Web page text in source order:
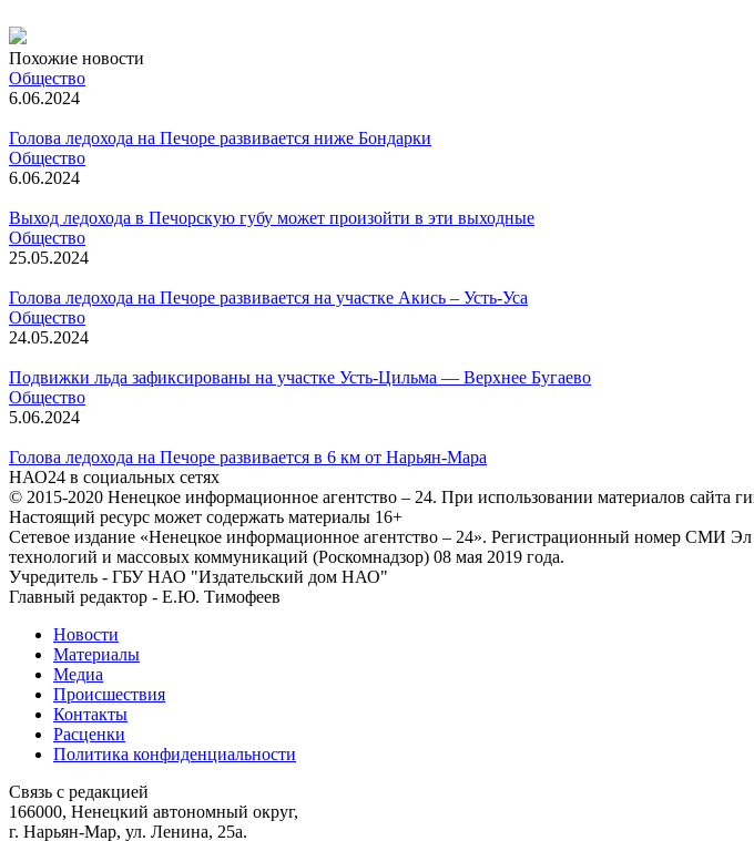
Похожие новости
Общество
6.06.2024
Голова ледохода на Печоре развивается ниже Бондарки
Общество
6.06.2024
Выход ледохода в Печорскую губу может произойти в эти выходные
Общество
25.05.2024
Голова ледохода на Печоре развивается на участке Акись – Усть-Уса
Общество
24.05.2024
Подвижки льда зафиксированы на участке Усть-Цильма — Верхнее Бугаево
Общество
5.06.2024
Голова ледохода на Печоре развивается в 6 км от Нарьян-Мара
НАО24 в социальных сетях
© 2015-2020 Ненецкое информационное агентство – 24. При использовании материалов сайта
Настоящий ресурс может содержать материалы 16+
Сетевое издание «Ненецкое информационное агентство – 24». Регистрационный номер СМИ
технологий и массовых коммуникаций (Роскомнадзор) 08 мая 2019 года.
Учредитель - ГБУ НАО "Издательский дом НАО"
Главный редактор - Е.Ю. Тимофеев
Новости
Материалы
Медиа
Происшествия
Контакты
Расценки
Политика конфиденциальности
Связь с редакцией
166000, Ненецкий автономный округ,
г. Нарьян-Мар, ул. Ленина, 25а.